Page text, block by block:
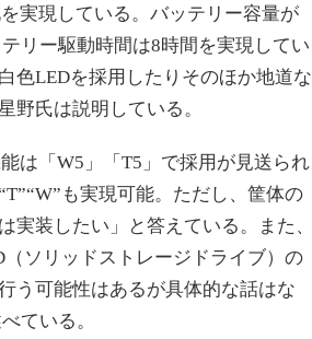
実現している。バッテリー容量が
リー駆動時間は8時間を実現してい
色LEDを採用したりそのほか地道な
野氏は説明している。
は「W5」「T5」で採用が見送られ
も実現可能。ただし、筐体の
実装したい」と答えている。また、
ソリッドストレージドライブ）の
う可能性はあるが具体的な話はな
ている。